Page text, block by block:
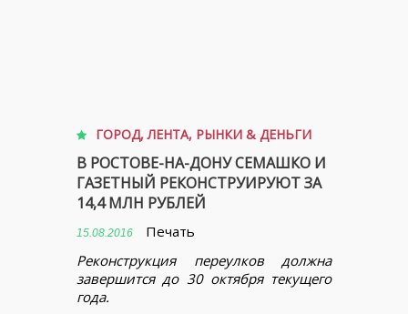
ГОРОД,ЛЕНТА, РЫНКИ & ДЕНЬГИ
В РОСТОВЕ-НА-ДОНУ СЕМАШКО И
ГАЗЕТНЫЙ РЕКОНСТРУИРУЮТ ЗА
14,4 МЛН РУБЛЕЙ
15.08.2016
Печать
Реконструкция переулков должна
завершится до 30 октября текущего
года.